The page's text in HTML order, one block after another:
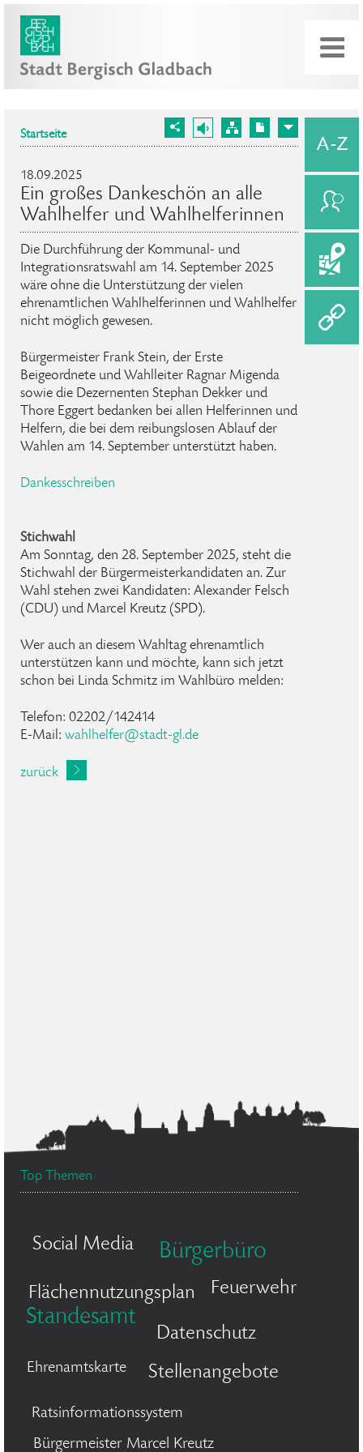
Startseite
18.09.2025
Ein großes Dankeschön an alle
Wahlhelfer und Wahlhelferinnen
Die Durchführung der Kommunal- und
Integrationsratswahl am 14. September 2025
wäre ohne die Unterstützung der vielen
ehrenamtlichen Wahlhelferinnen und Wahlhelfer
nicht möglich gewesen.
Bürgermeister Frank Stein, der Erste
Beigeordnete und Wahlleiter Ragnar Migenda
sowie die Dezernenten Stephan Dekker und
Thore Eggert bedanken bei allen Helferinnen und
Helfern, die bei dem reibungslosen Ablauf der
Wahlen am 14. September unterstützt haben.
Dankesschreiben
Stichwahl
Am Sonntag, den 28. September 2025, steht die
Stichwahl der Bürgermeisterkandidaten an. Zur
Wahl stehen zwei Kandidaten: Alexander Felsch
(CDU) und Marcel Kreutz (SPD).
Wer auch an diesem Wahltag ehrenamtlich
unterstützen kann und möchte, kann sich jetzt
schon bei Linda Schmitz im Wahlbüro melden:
Telefon: 02202/142414
E-Mail: wahlhelfer@stadt-gl.de
zurück
Top Themen
Social Media Bürgerbüro
Flächennutzungsplan Feuerwehr
Standesamt
Datenschutz
Ehrenamtskarte Stellenangebote
Ratsinformationssystem
Bürgermeister Marcel Kreutz